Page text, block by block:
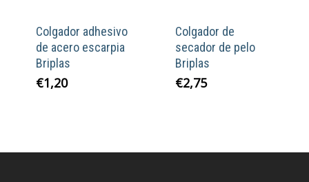
Colgador adhesivo
de acero escarpia
Briplas
€1,20
Colgador de
secador de pelo
Briplas
€2,75